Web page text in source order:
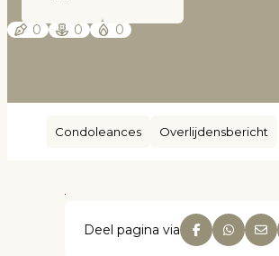
0 0 0
Condoleances Overlijdensbericht
Deel pagina via